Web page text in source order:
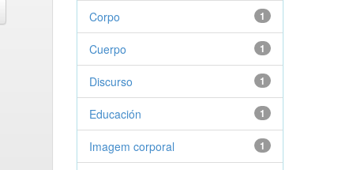
1
Corpo
1
Cuerpo
1
Discurso
1
Educación
1
Imagem corporal